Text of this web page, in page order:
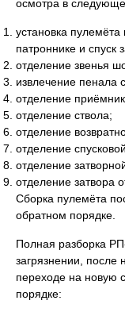
осмотра в
установка пулемёта
патроннике и спуск
отделение звенья
извлечение пенала
отделение
отделение ствола;
отделение
отделение
отделение
отделение затвора
Сборка пулемёта
обратном порядке.
Полная разборка
загрязнении, после
переходе на новую
порядке: